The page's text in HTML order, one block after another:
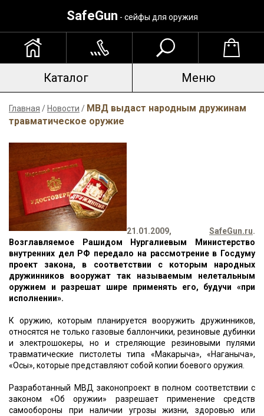
SafeGun - сейфы для оружия
Каталог Меню
Главная / Новости / МВД выдаст народным дружинам
травматическое оружие
21.01.2009, SafeGun.ru.
Возглавляемое Рашидом Нургалиевым Министерство
внутренних дел РФ передало на рассмотрение в Госдуму
проект закона, в соответствии с которым народных
дружинников вооружат так называемым нелетальным
оружием и разрешат шире применять его, будучи «при
исполнении».
К оружию, которым планируется вооружить дружинников,
относятся не только газовые баллончики, резиновые дубинки
и электрошокеры, но и стреляющие резиновыми пулями
травматические пистолеты типа «Макарыча», «Наганыча»,
«Осы», которые представляют собой копии боевого оружия.
Разработанный МВД законопроект в полном соответствии с
законом «Об оружии» разрешает применение средств
самообороны при наличии угрозы жизни, здоровью или